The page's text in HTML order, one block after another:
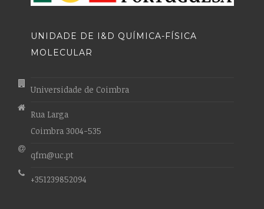
UNIDADE DE I&D QUÍMICA-FÍSICA
MOLECULAR
Universidade de Coimbra
Rua Larga
Coimbra 3004-535
qfm@uc.pt
+351239852094